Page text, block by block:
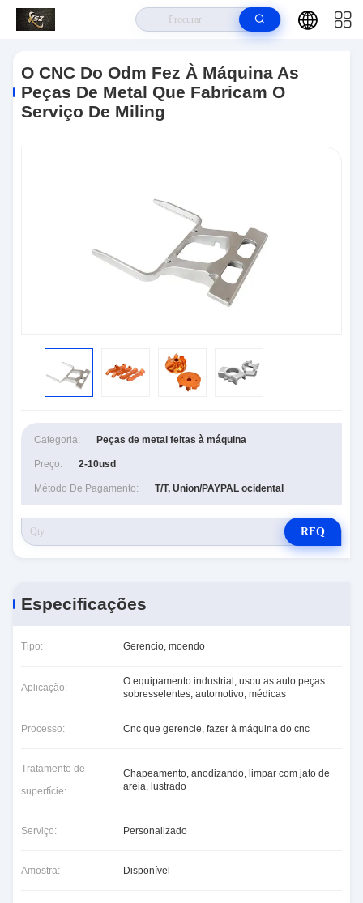
Odm Fez À Máquina As Peças De Metal Que Fabricam O Serviço De Miling
O CNC Do Odm Fez À Máquina As
Peças De Metal Que Fabricam O
Serviço De Miling
Categoria: Peças de metal feitas à máquina
Preço: 2-10usd
Método De Pagamento: T/T, Union/PAYPAL ocidental
RFQ
Especificações
Tipo: Gerencio, moendo
Aplicação:
O equipamento industrial, usou as auto peças
sobresselentes, automotivo, médicas
Processo: Cnc que gerencie, fazer à máquina do cnc
Tratamento de
superfície:
Chapeamento, anodizando, limpar com jato de
areia, lustrado
Serviço: Personalizado
Amostra: Disponível